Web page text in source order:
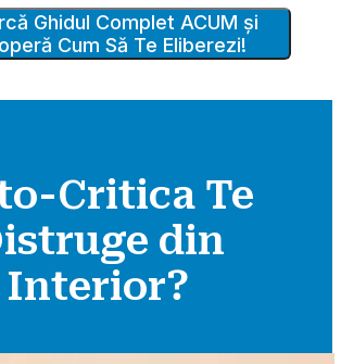
Ghidul Complet ACUM și
Cum Să Te Eliberezi!
Critica Te
din
Interior?